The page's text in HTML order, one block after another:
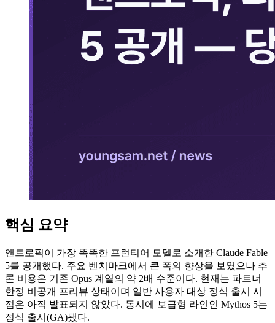
핵심 요약
앤트로픽이 가장 똑똑한 프런티어 모델로 소개한 Claude Fable
5를 공개했다. 주요 벤치마크에서 큰 폭의 향상을 보였으나 추
론 비용은 기존 Opus 계열의 약 2배 수준이다. 현재는 파트너
한정 비공개 프리뷰 상태이며 일반 사용자 대상 정식 출시 시
점은 아직 발표되지 않았다. 동시에 보급형 라인인 Mythos 5는
정식 출시(GA)됐다.